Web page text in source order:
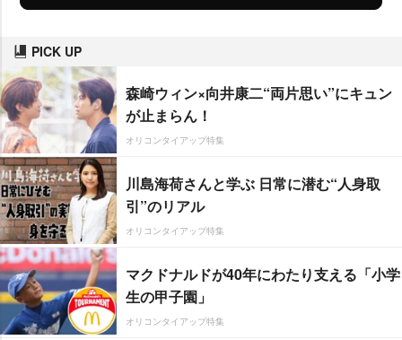
PICK UP
森崎ウィン×向井康二“両片思い”にキュン
が止まらん！
オリコンタイアップ特集
川島海荷さんと学ぶ 日常に潜む“人身取
引”のリアル
オリコンタイアップ特集
マクドナルドが40年にわたり支える「小学
生の甲子園」
オリコンタイアップ特集